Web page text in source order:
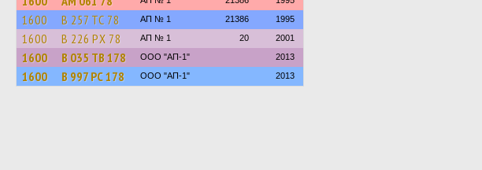
1600 В 257 ТС 78 АП № 1 21386 1995
1600 В 226 РХ 78 АП № 1 20 2001
1600 В 035 ТВ 178 ООО "АП-1" 2013
1600 В 997 РС 178 ООО "АП-1" 2013